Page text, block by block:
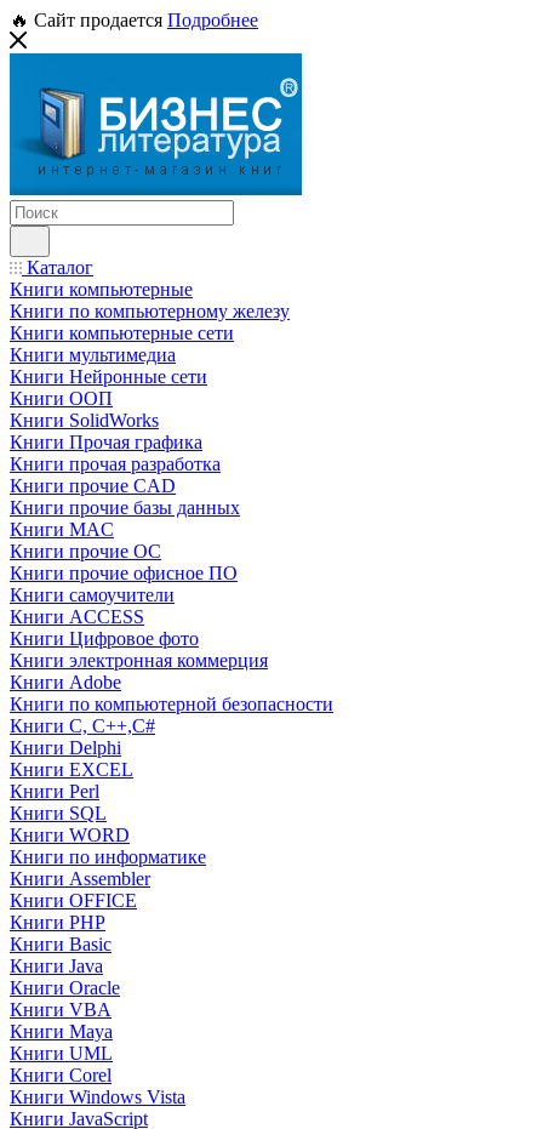
🔥 Сайт продается Подробнее
Каталог
Книги компьютерные
Книги по компьютерному железу
Книги компьютерные сети
Книги мультимедиа
Книги Нейронные сети
Книги ООП
Книги SolidWorks
Книги Прочая графика
Книги прочая разработка
Книги прочие CAD
Книги прочие базы данных
Книги MAC
Книги прочие ОС
Книги прочие офисное ПО
Книги самоучители
Книги ACCESS
Книги Цифровое фото
Книги электронная коммерция
Книги Adobe
Книги по компьютерной безопасности
Книги C, C++,С#
Книги Delphi
Книги EXCEL
Книги Perl
Книги SQL
Книги WORD
Книги по информатике
Книги Assembler
Книги OFFICE
Книги PHP
Книги Basic
Книги Java
Книги Oracle
Книги VBA
Книги Maya
Книги UML
Книги Corel
Книги Windows Vista
Книги JavaScript